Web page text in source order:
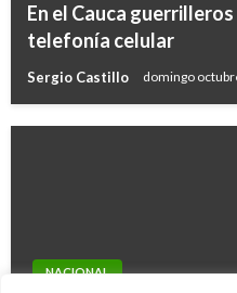
En el Cauca
telefonía celular
Sergio Castillo domingo
NACIONAL